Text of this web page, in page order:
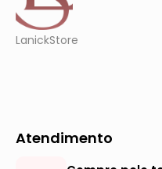
LanickStore
Atendimento